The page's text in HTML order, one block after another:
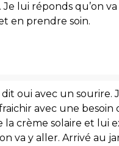
lui réponds qu’on
en prendre soin.
oui avec un sourire.
avec une besoin
la crème solaire et lui
va y aller. Arrivé au